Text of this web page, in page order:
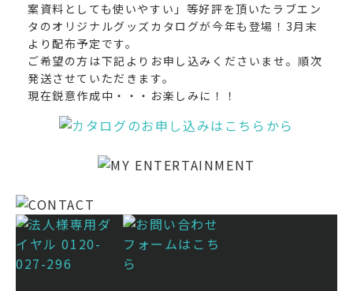
案資料としても使いやすい」等好評を頂いたラブエン
タのオリジナルグッズカタログが今年も登場！3月末
より配布予定です。
ご希望の方は下記よりお申し込みくださいませ。順次
発送させていただきます。
現在鋭意作成中・・・お楽しみに！！